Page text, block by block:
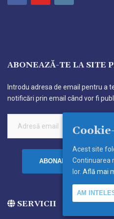
ABONEAZĂ-TE LA SITE
Introdu adresa de email pentru a
notificări prin email când vor fi
ABONARE
SERVICII
Acest site
Continuarea
lor. Află mai
AM